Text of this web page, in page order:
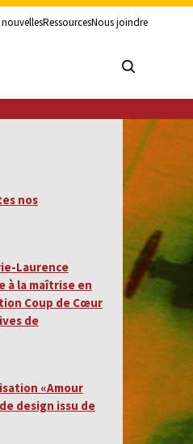
RessourcesNous joindre
nos
Laurence
la maîtrise en
Coup de Cœur
de
«Amour
design issu de